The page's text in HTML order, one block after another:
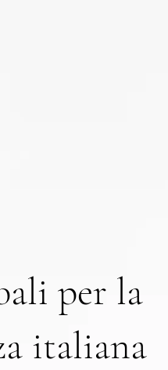
per la
italiana